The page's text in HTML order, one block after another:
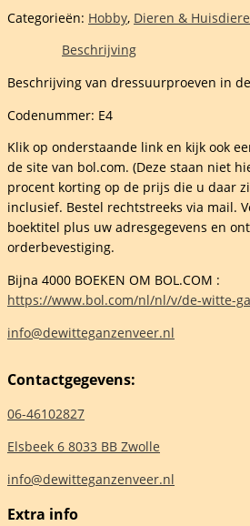
Categorieën: Hobby, Dieren &
Beschrijving
Beschrijving van dressuurproeven in
Codenummer: E4
Klik op onderstaande link en kijk ook
de site van bol.com. (Deze staan niet
procent korting op de prijs die u daar
inclusief. Bestel rechtstreeks via mail.
boektitel plus uw adresgegevens en
orderbevestiging.
Bijna 4000 BOEKEN OM BOL.COM :
https://www.bol.com/nl/nl/v/de-witte-
info@dewitteganzenveer.nl
Contactgegevens:
06-46102827
Elsbeek 6 8033 BB Zwolle
info@dewitteganzenveer.nl
Extra info